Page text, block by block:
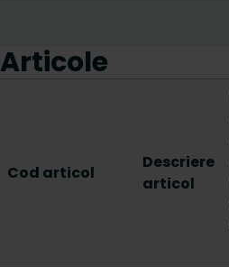
Articole
Cod articol
Descriere
articol